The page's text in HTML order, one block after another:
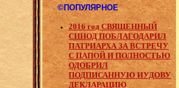
©ПОПУЛЯРНОЕ
2016 год СВЯЩЕННЫЙ
СИНОД ПОБЛАГОДАРИЛ
ПАТРИАРХА ЗА ВСТРЕЧУ
С ПАПОЙ И ПОЛНОСТЬЮ
ОДОБРИЛ
ПОДПИСАННУЮ ИУДОВУ
ДЕКЛАРАЦИЮ